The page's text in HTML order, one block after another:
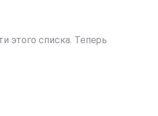
этого списка. Теперь